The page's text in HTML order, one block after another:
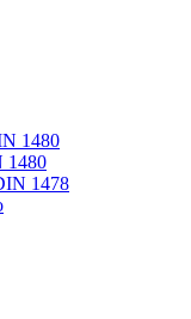
1480
1480
1478